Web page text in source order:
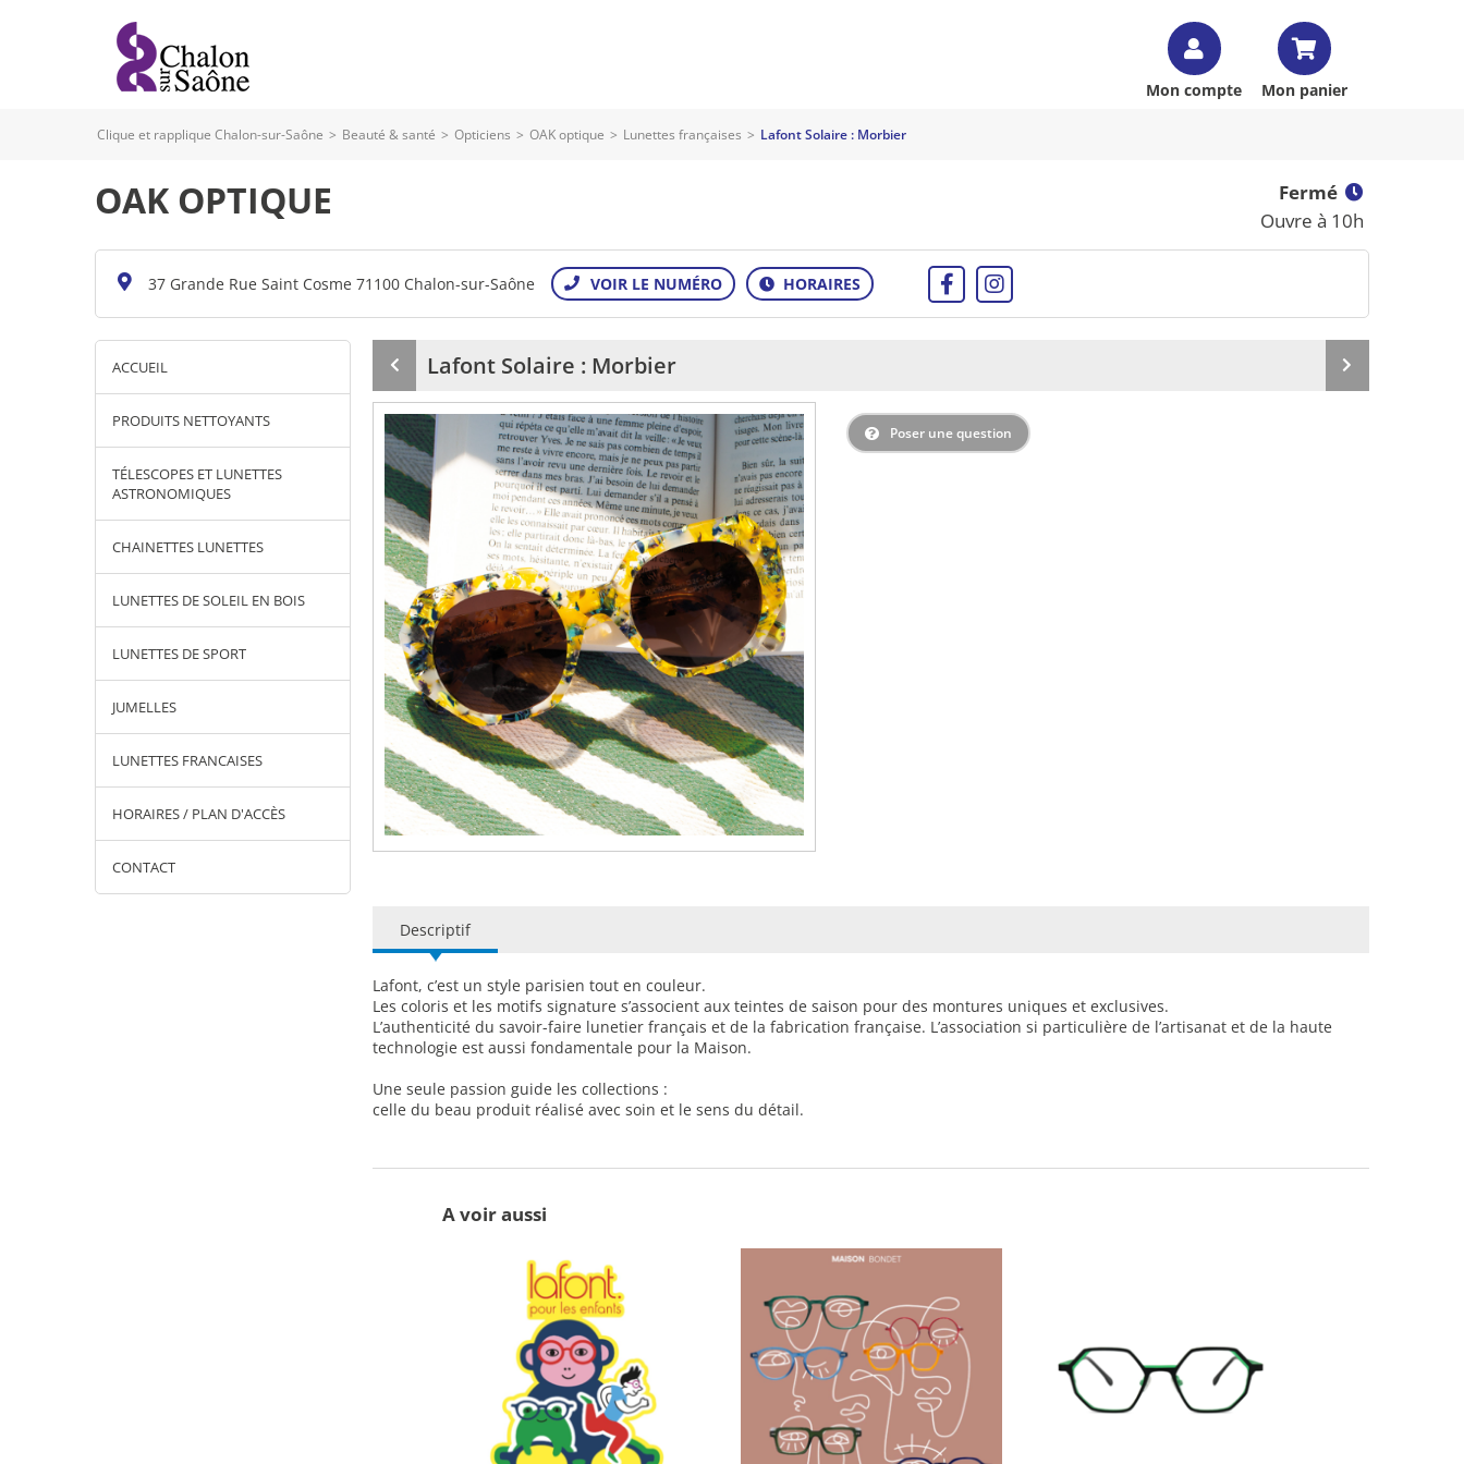
Mon compte Mon panier
Clique et rapplique Chalon-sur-Saône > Beauté & santé > Opticiens > OAK optique > Lunettes françaises > Lafont Solaire : Morbier
OAK OPTIQUE
Fermé
Ouvre à 10h
37 Grande Rue Saint Cosme 71100 Chalon-sur-Saône
ACCUEIL
PRODUITS NETTOYANTS
TÉLESCOPES ET LUNETTES
ASTRONOMIQUES
CHAINETTES LUNETTES
LUNETTES DE SOLEIL EN BOIS
LUNETTES DE SPORT
JUMELLES
LUNETTES FRANCAISES
HORAIRES / PLAN D'ACCÈS
CONTACT
Produit
précédent
Lafont Solaire : Morbier
Produit
suivant
Poser une question
Descriptif
Lafont, c’est un style parisien tout en couleur.
Les coloris et les motifs signature s’associent aux teintes de saison pour des montures uniques et exclusives.
L’authenticité du savoir-faire lunetier français et de la fabrication française. L’association si particulière de l’artisanat et de la haute
technologie est aussi fondamentale pour la Maison.
Une seule passion guide les collections :
celle du beau produit réalisé avec soin et le sens du détail.
A voir aussi